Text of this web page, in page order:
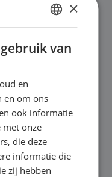
geld terug
acceptatie
aankoop
een van onze
DUTCH
ENGLISH
×
van
en
en om ons
ook informatie
met onze
die deze
informatie die
zij hebben